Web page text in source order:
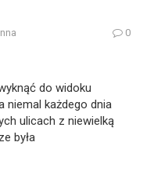
0
do widoku
niemal każdego dnia
ulicach z niewielką
była